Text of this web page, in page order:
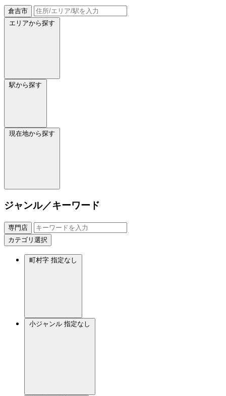
倉吉市
エリアから探す
駅から探す
現在地から探す
ジャンル／キーワード
専門店
カテゴリ選択
町村字 指定なし
小ジャンル 指定なし